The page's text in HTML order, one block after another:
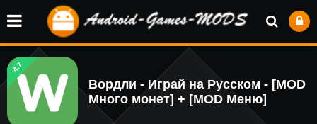
4.7
Вордли - Играй на Русском - [MOD
Много монет] + [MOD Меню]